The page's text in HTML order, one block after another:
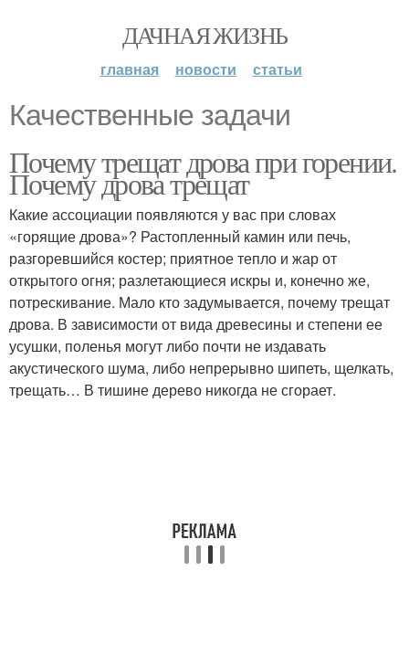
ДАЧНАЯ ЖИЗНЬ
главная новости статьи
Качественные задачи
Почему трещат дрова при горении.
Почему дрова трещат
Какие ассоциации появляются у вас при словах
«горящие дрова»? Растопленный камин или печь,
разгоревшийся костер; приятное тепло и жар от
открытого огня; разлетающиеся искры и, конечно же,
потрескивание. Мало кто задумывается, почему трещат
дрова. В зависимости от вида древесины и степени ее
усушки, поленья могут либо почти не издавать
акустического шума, либо непрерывно шипеть, щелкать,
трещать… В тишине дерево никогда не сгорает.